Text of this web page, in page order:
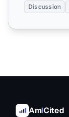
Discussion
AmICited